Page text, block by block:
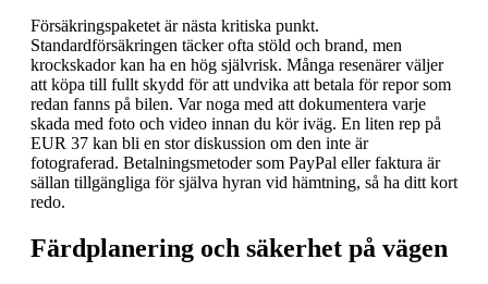
Försäkringspaketet är nästa kritiska punkt.
Standardförsäkringen täcker ofta stöld och brand, men
krockskador kan ha en hög självrisk. Många resenärer väljer
att köpa till fullt skydd för att undvika att betala för repor som
redan fanns på bilen. Var noga med att dokumentera varje
skada med foto och video innan du kör iväg. En liten rep på
EUR 37 kan bli en stor diskussion om den inte är
fotograferad. Betalningsmetoder som PayPal eller faktura är
sällan tillgängliga för själva hyran vid hämtning, så ha ditt kort
redo.
Färdplanering och säkerhet på vägen